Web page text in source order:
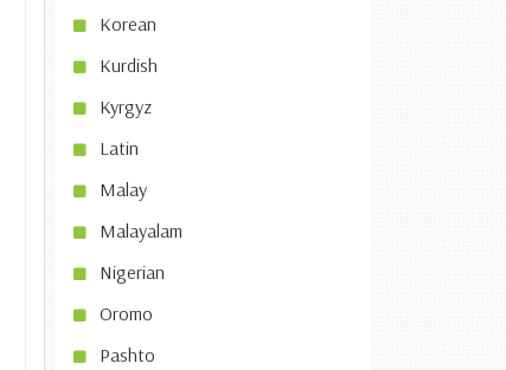
Korean
Kurdish
Kyrgyz
Latin
Malay
Malayalam
Nigerian
Oromo
Pashto